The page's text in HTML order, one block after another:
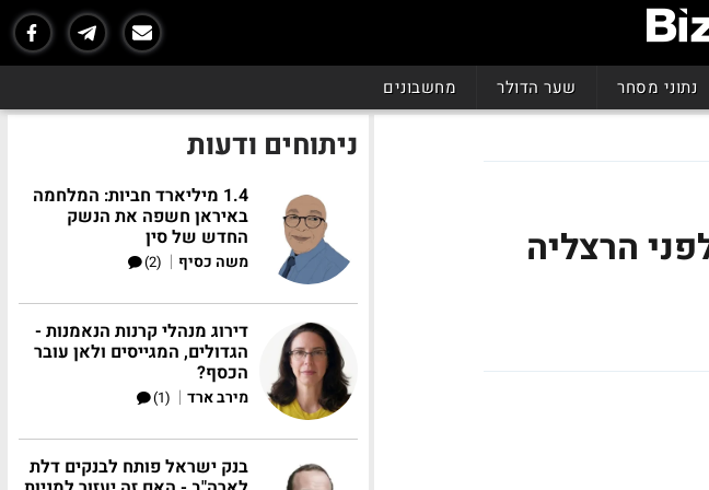
נתוני מסחר שער הדולר מחשבונים
הרצליה
ניתוחים ודעות
1.4 מיליארד חביות: המלחמה
באיראן חשפה את הנשק
החדש של סין
משה כסיף |
(2)
דירוג מנהלי קרנות הנאמנות -
הגדולים, המגייסים ולאן עובר
הכסף?
מירב ארד |
(1)
בנק ישראל פותח לבנקים דלת